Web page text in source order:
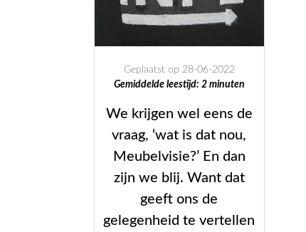
Geplaatst op 28-06-2022
Gemiddelde leestijd: 2 minuten
We krijgen wel eens de
vraag, ‘wat is dat nou,
Meubelvisie?’ En dan
zijn we blij. Want dat
geeft ons de
gelegenheid te vertellen